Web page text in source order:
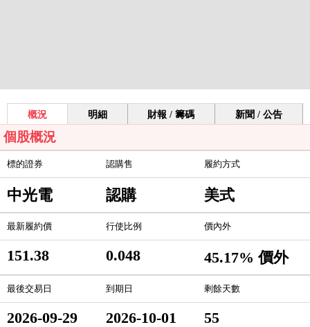
概況 明細 財報 / 籌碼 新聞 / 公告
個股概況
標的證券 認購售 履約方式
中光電 認購 美式
最新履約價 行使比例 價內外
151.38 0.048 45.17% 價外
最後交易日 到期日 剩餘天數
2026-09-29 2026-10-01 55